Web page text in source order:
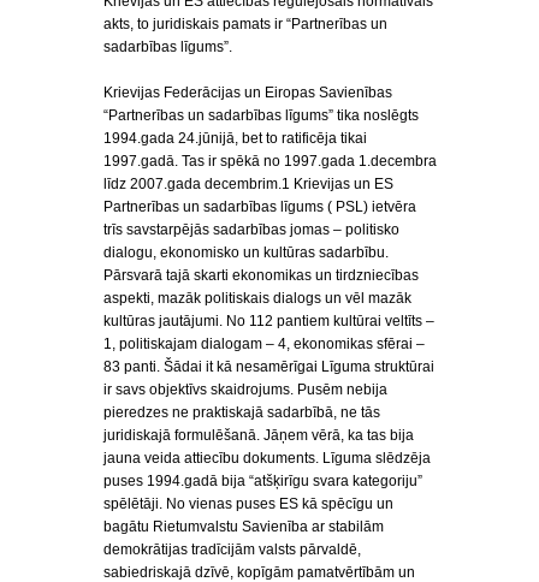
akts, to juridiskais pamats ir “Partnerības un
sadarbības līgums”.
Krievijas Federācijas un Eiropas Savienības
“Partnerības un sadarbības līgums” tika noslēgts
1994.gada 24.jūnijā, bet to ratificēja tikai
1997.gadā. Tas ir spēkā no 1997.gada 1.decembra
līdz 2007.gada decembrim.1 Krievijas un ES
Partnerības un sadarbības līgums ( PSL) ietvēra
trīs savstarpējās sadarbības jomas – politisko
dialogu, ekonomisko un kultūras sadarbību.
Pārsvarā tajā skarti ekonomikas un tirdzniecības
aspekti, mazāk politiskais dialogs un vēl mazāk
kultūras jautājumi. No 112 pantiem kultūrai veltīts –
1, politiskajam dialogam – 4, ekonomikas sfērai –
83 panti. Šādai it kā nesamērīgai Līguma struktūrai
ir savs objektīvs skaidrojums. Pusēm nebija
pieredzes ne praktiskajā sadarbībā, ne tās
juridiskajā formulēšanā. Jāņem vērā, ka tas bija
jauna veida attiecību dokuments. Līguma slēdzēja
puses 1994.gadā bija “atšķirīgu svara kategoriju”
spēlētāji. No vienas puses ES kā spēcīgu un
bagātu Rietumvalstu Savienība ar stabilām
demokrātijas tradīcijām valsts pārvaldē,
sabiedriskajā dzīvē, kopīgām pamatvērtībām un